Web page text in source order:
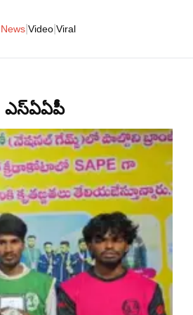
News Video Viral
ఎస్‌ఏఏపీ